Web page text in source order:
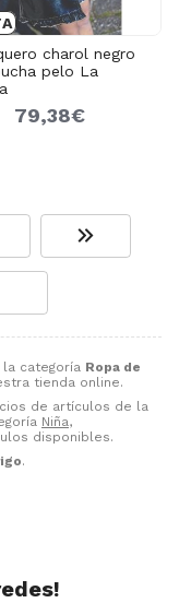
categoría Ropa de
tienda online.
de artículos de la
Niña,
disponibles.
.
charol negro
pelo La
79,38€